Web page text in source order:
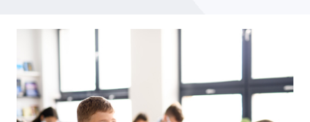
Piemonte, siglato accordo per la